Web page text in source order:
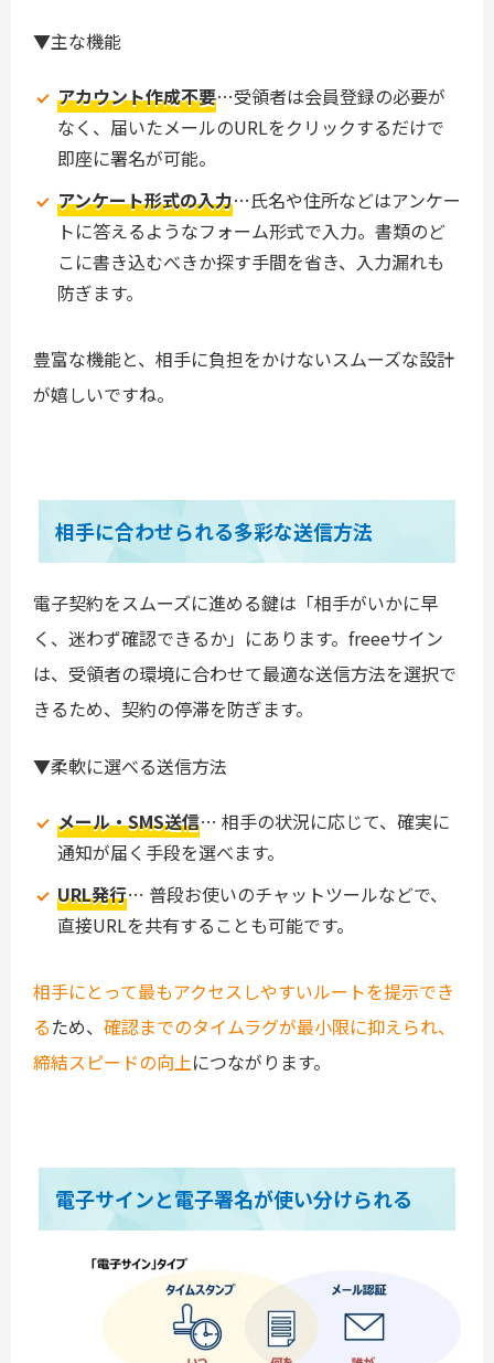
▼主な機能
アカウント作成不要…受領者は会員登録の必要が
なく、届いたメールのURLをクリックするだけで
即座に署名が可能。
アンケート形式の入力…氏名や住所などはアンケー
トに答えるようなフォーム形式で入力。書類のど
こに書き込むべきか探す手間を省き、入力漏れも
防ぎます。
豊富な機能と、相手に負担をかけないスムーズな設計
が嬉しいですね。
相手に合わせられる多彩な送信方法
電子契約をスムーズに進める鍵は「相手がいかに早
く、迷わず確認できるか」にあります。freeeサイン
は、受領者の環境に合わせて最適な送信方法を選択で
きるため、契約の停滞を防ぎます。
▼柔軟に選べる送信方法
メール・SMS送信… 相手の状況に応じて、確実に
通知が届く手段を選べます。
URL発行… 普段お使いのチャットツールなどで、
直接URLを共有することも可能です。
相手にとって最もアクセスしやすいルートを提示でき
るため、 確認までのタイムラグが最小限に抑えられ、
締結スピードの向上につながります。
電子サインと電子署名が使い分けられる